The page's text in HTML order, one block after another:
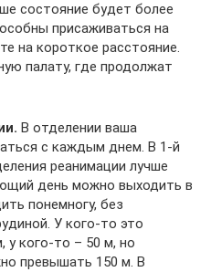
состояние будет более
присаживаться на
на короткое расстояние.
палату, где продолжат
В отделении ваша
с каждым днем. В 1-й
реанимации лучше
день можно выходить в
понемногу, без
У кого-то это
у кого-то – 50 м, но
превышать 150 м. В